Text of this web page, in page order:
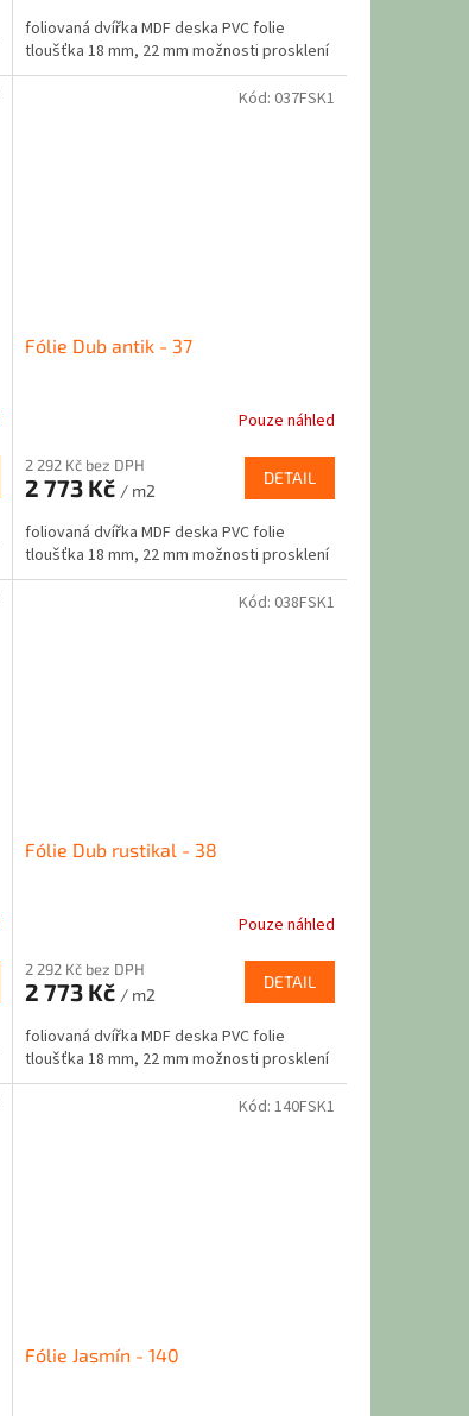
foliovaná dvířka MDF deska PVC folie
tloušťka 18 mm, 22 mm možnosti prosklení
Fólie Dub antik - 37
Pouze náhled
2 292 Kč bez DPH
2 773 Kč / m2
DETAIL
foliovaná dvířka MDF deska PVC folie
tloušťka 18 mm, 22 mm možnosti prosklení
Kód: 037FSK1
Fólie Dub rustikal - 38
Pouze náhled
2 292 Kč bez DPH
2 773 Kč / m2
DETAIL
foliovaná dvířka MDF deska PVC folie
tloušťka 18 mm, 22 mm možnosti prosklení
Kód: 038FSK1
Fólie Jasmín - 140
Kód: 140FSK1